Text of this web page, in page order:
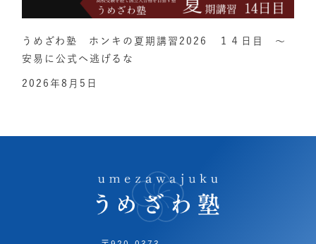
うめざわ塾 ホンキの夏期講習2026 １４日目 ～
安易に公式へ逃げるな
2026年8月5日